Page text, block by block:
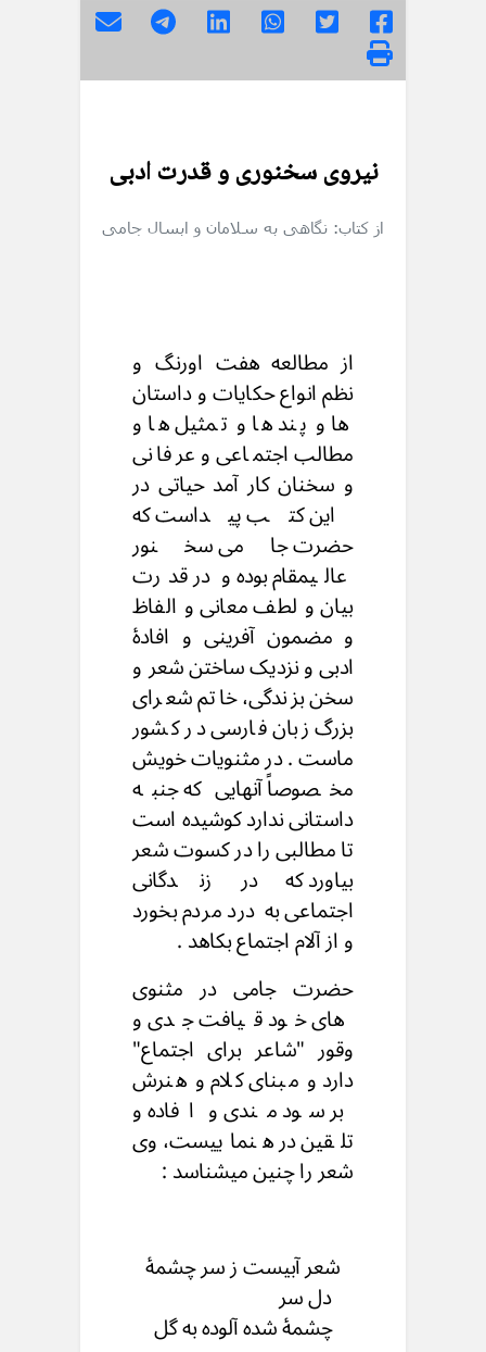
نیروی سخنوری و قدرت ادبی
از کتاب: نگاهی به سلامان و ابسال جامی
از مطالعه هفت اورنگ و
نظم انواع حکایات و داستان
ها و پند ها و تمثیل ها و
مطالب اجتماعی و عرفانی
و سخنان کار آمد حیاتی در
این کتب پیداست که
حضرت جامی سخنور
عالیمقام بوده و در قدرت
بیان و لطف معانی و الفاظ
و مضمون آفرینی و افادۀ
ادبی و نزدیک ساختن شعر و
سخن بزندگی، خاتم شعرای
بزرگ زبان فارسی در کشور
ماست . در مثنویات خویش
مخصوصاً آنهایی که جنبه
داستانی ندارد کوشیده است
تا مطالبی را در کسوت شعر
بیاورد که در زندگانی
اجتماعی به درد مردم بخورد
و از آلام اجتماع بکاهد .
حضرت جامی در مثنوی
های خود قیافت جدی و
وقور "شاعر برای اجتماع"
دارد و مبنای کلام و هنرش
بر سود مندی و افاده و
تلقین در هنماییست، وی
شعر را چنین میشناسد :
شعر آبیست ز سر چشمۀ
دل سر
چشمۀ شده آلوده به گل